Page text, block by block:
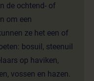
de ochtend- of
om een
ze het een of
bosuil, steenuil
op haviken,
vossen en hazen.